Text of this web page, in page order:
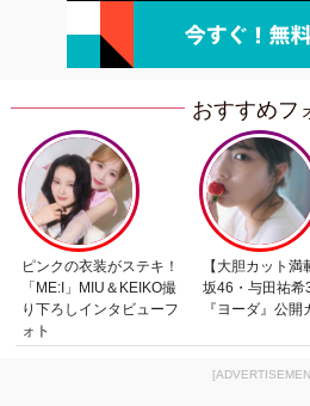
おすすめフ
ピンクの衣装がステキ！
「ME:I」MIU＆KEIKO撮
り下ろしインタビューフ
ォト
【大胆カット満
坂46・与田祐希
『ヨーダ』公開